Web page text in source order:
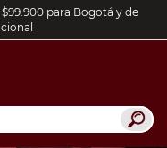
para Bogotá y de